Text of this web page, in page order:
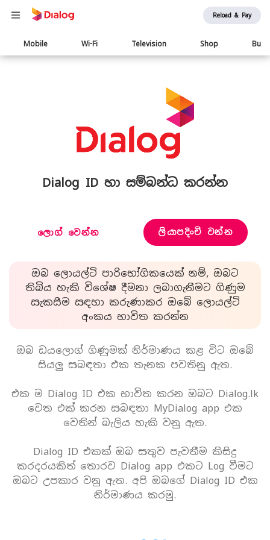
Reload & Pay
Main
navigation
Mobile Wi-Fi Television Shop
Dialog ID හා සම්බන්ධ කරන්න
ලොග් වෙන්න ලියාපදිංචි වන්න
ඔබ ලොයල්ටි පාරිභෝගිකයෙක් නම්, ඔබට
තිබිය හැකි විශේෂ දීමනා ලබාගැනීමට ගිණුම
සැකසීම සඳහා කරුණාකර ඔබේ ලොයල්ටි
අංකය භාවිත කරන්න
ඔබ ඩයලොග් ගිණුමක් නිර්මාණය කළ විට ඔබේ
සියලු සබඳතා එක තැනක පවතිනු ඇත.
එක ම Dialog ID එක භාවිත කරන ඔබට Dialog.lk
වෙත එක් කරන සබඳතා MyDialog app එක
වෙතින් බැලිය හැකි වනු ඇත.
Dialog ID එකක් ඔබ සතුව පැවතීම කිසිදු
කරදරයකිත් තොරව Dialog app එකට Log වීමට
ඔබට උපකාර වනු ඇත. අපි ඔබගේ Dialog ID එක
නිර්මාණය කරමු.